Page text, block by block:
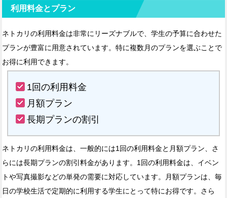
利用料金とプラン
ネトカリの利用料金は非常にリーズナブルで、学生の予算に合わせた
プランが豊富に用意されています。特に複数月のプランを選ぶことで
お得に利用できます。
1回の利用料金
月額プラン
長期プランの割引
ネトカリの利用料金は、一般的には1回の利用料金と月額プラン、さ
らには長期プランの割引料金があります。1回の利用料金は、イベン
トや写真撮影などの単発の需要に対応しています。月額プランは、毎
日の学校生活で定期的に利用する学生にとって特にお得です。さら